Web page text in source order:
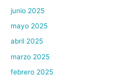
junio 2025
mayo 2025
abril 2025
marzo 2025
febrero 2025